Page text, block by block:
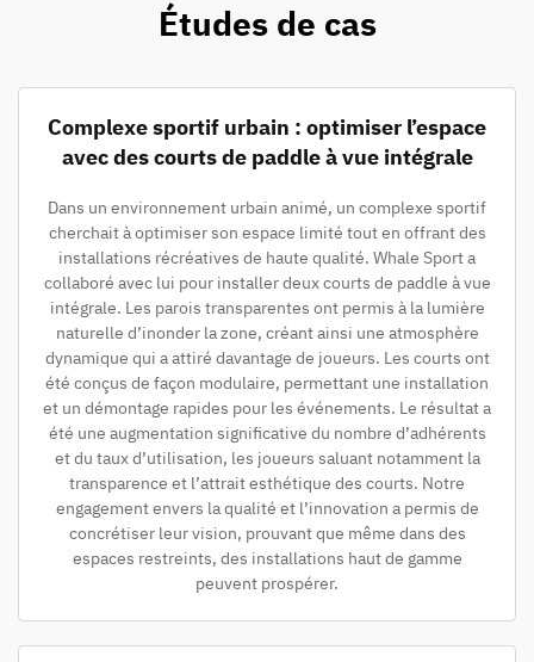
Études de cas
Complexe sportif urbain : optimiser l’espace
avec des courts de paddle à vue intégrale
Dans un environnement urbain animé, un complexe sportif
cherchait à optimiser son espace limité tout en offrant des
installations récréatives de haute qualité. Whale Sport a
collaboré avec lui pour installer deux courts de paddle à vue
intégrale. Les parois transparentes ont permis à la lumière
naturelle d’inonder la zone, créant ainsi une atmosphère
dynamique qui a attiré davantage de joueurs. Les courts ont
été conçus de façon modulaire, permettant une installation
et un démontage rapides pour les événements. Le résultat a
été une augmentation significative du nombre d’adhérents
et du taux d’utilisation, les joueurs saluant notamment la
transparence et l’attrait esthétique des courts. Notre
engagement envers la qualité et l’innovation a permis de
concrétiser leur vision, prouvant que même dans des
espaces restreints, des installations haut de gamme
peuvent prospérer.